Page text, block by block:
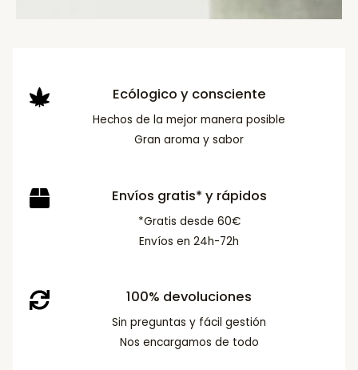
Ecólogico y consciente
Hechos de la mejor manera posible
Gran aroma y sabor
Envíos gratis* y rápidos
*Gratis desde 60€
Envíos en 24h-72h
100% devoluciones
Sin preguntas y fácil gestión
Nos encargamos de todo